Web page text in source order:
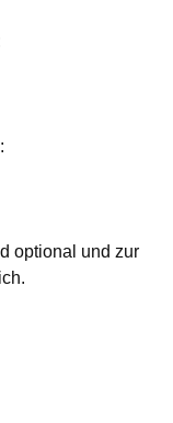
optional und zur